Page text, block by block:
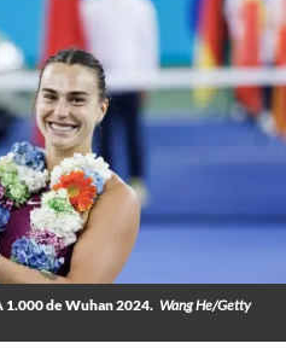
1.000 de Wuhan 2024. Wang He/Getty